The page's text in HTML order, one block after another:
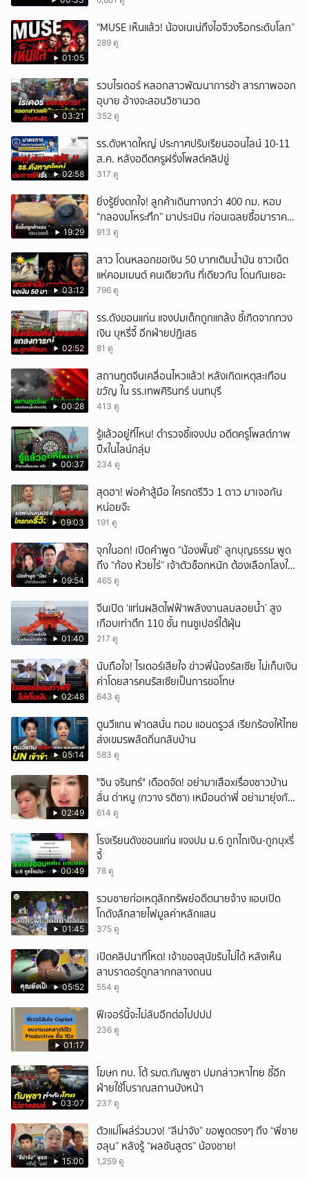
01:05
“MUSE เห็นแล้ว! น้องเนเน่ถึงไอจีวงร็อกระดับโลก”
289 ดู
03:21
รวบไรเดอร์ หลอกสาวพัฒนาการช้า สารภาพออก
อุบาย อ้างจะสอนวิชานวด
352 ดู
02:58
รร.ดังหาดใหญ่ ประกาศปรับเรียนออนไลน์ 10-11
ส.ค. หลังอดีตครูฝรั่งโพสต์คลิปขู่
317 ดู
19:29
ยิ่งรู้ยิ่งตกใจ! ลูกค้าเดินทางกว่า 400 กม. หอบ
“กลองมโหระทึก” มาประเมิน ก่อนเฉลยซื้อมาราคา
เท่าไหร่?
913 ดู
03:12
สาว โดนหลอกขอเงิน 50 บาทเติมน้ำมัน ชาวเน็ต
แห่คอมเมนต์ คนเดียวกัน ที่เดียวกัน โดนกันเยอะ
796 ดู
02:52
รร.ดังขอนแก่น แจงปมเด็กถูกแกล้ง ชี้เกิดจากทวง
เงิน บุหรี่จี้ อีกฝ่ายปฏิเสธ
81 ดู
00:28
สถานทูตจีนเคลื่อนไหวแล้ว! หลังเกิดเหตุสะเทือน
ขวัญ ใน รร.เทพศิรินทร์ นนทบุรี
413 ดู
00:37
รู้แล้วอยู่ที่ไหน! ตำรวจชี้แจงปม อดีตครูโพสต์ภาพ
ปืxในไลน์กลุ่ม
234 ดู
09:03
สุดฮา! พ่อค้าสู้มือ ใครกดรีวิว 1 ดาว มาเจอกัน
หน่อยจ๊ะ
191 ดู
09:54
จุกในอก! เปิดคำพูด “น้องพั๊นซ์” ลูกบุญธรรม พูด
ถึง “ก้อง ห้วยไร่” เจ้าตัวช็อกหนัก ต้องเลือกโลงให้
ลูก!
465 ดู
01:40
จีนเปิด ‘แท่นผลิตไฟฟ้าพลังงานลมลอยน้ำ’ สูง
เกือบเท่าตึก 110 ชั้น ทนซูเปอร์ไต้ฝุ่น
217 ดู
02:48
นับถือใจ! ไรเดอร์เสียใจ ข่าวพี่น้องรัสเซีย ไม่เก็บเงิน
ค่าโดยสารคนรัสเซียเป็นการขอโทษ
643 ดู
05:14
ตูนวีแกน ฟาดสนั่น ทอม แอนดรูวส์ เรียกร้องให้ไทย
ส่งเขมรพลัดถิ่นกลับบ้าน
583 ดู
02:49
ั่"จิน จรินทร์" เดือดจัด! อย่ามาเสือxเรื่องชาวบ้าน
ลั่น ด่าหนู (กวาง รติชา) เหมือนด่าพี่ อย่ามายุ่งกับ
คนของผม จบ!!!
614 ดู
00:49
โรงเรียนดังขอนแก่น แจงปม ม.6 ถูกไถเงิน-ถูกบุxรี่
จี้
78 ดู
01:45
รวบชายก่อเหตุลักทรัพย์อดีตนายจ้าง แอบเปิด
โกดังลักสายไฟมูลค่าหลักแสน
375 ดู
05:52
เปิดคลิปนาทีโหด! เจ้าของสุนัขรับไม่ได้ หลังเห็น
ลาบราดอร์ถูกลากกลางถนน
554 ดู
01:17
ฟีเจอร์นี้จะไม่ลับอีกต่อไปปปป
236 ดู
03:07
โฆษก ทบ. โต้ รมต.กัมพูชา ปมกล่าวหาไทย ชี้อีก
ฝ่ายใช้โบราณสถานบังหน้า
237 ดู
15:00
ตัวแม่โผล่ร่วมวง! “ลีน่าจัง” ขอพูดตรงๆ ถึง “พี่ชาย
ฮลุน” หลังรู้ “ผลชันสูตร” น้องชาย!
1,259 ดู